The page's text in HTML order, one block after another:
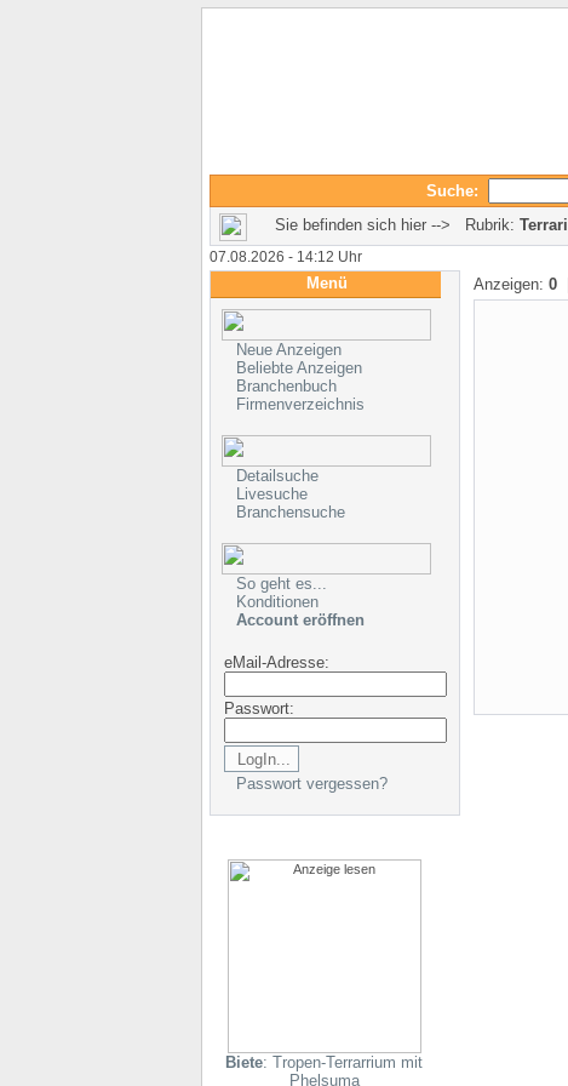
Suche:
Sie befinden sich hier --> Rubrik:
07.08.2026 - 14:12 Uhr
Menü
Neue Anzeigen
Beliebte Anzeigen
Branchenbuch
Firmenverzeichnis
Detailsuche
Livesuche
Branchensuche
So geht es...
Konditionen
Account eröffnen
eMail-Adresse:
Passwort:
Passwort vergessen?
Biete: Tropen-Terrarrium mit
Phelsuma
Anzeigen: 0|